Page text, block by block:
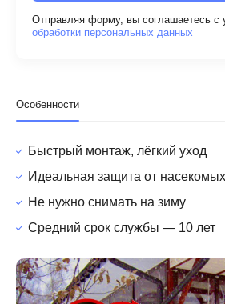
Отправляя форму, вы соглашаетесь с
обработки персональных данных
Особенности
Быстрый монтаж, лёгкий уход
Идеальная защита от
Не нужно снимать на зиму
Средний срок службы — 10 лет